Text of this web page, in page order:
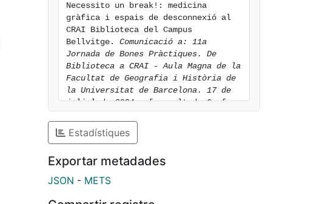
Necessito un break!: medicina
gràfica i espais de desconnexió al
CRAI Biblioteca del Campus
Bellvitge. Comunicació a: 11a
Jornada de Bones Pràctiques. De
Biblioteca a CRAI - Aula Magna de la
Facultat de Geografia i Història de
la Universitat de Barcelona. 17 de
juliol de 2024.. [consulted: 6 of
https://hdl.handle.net/2445/215160
Estadístiques
Exportar metadades
JSON - METS